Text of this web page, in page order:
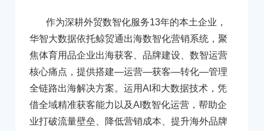
作为深耕外贸数智化服务13年的本土企业，
华智大数据依托鲸贸通出海数智化营销系统，聚
焦体育用品企业出海获客、品牌建设、数智运营
核心痛点，提供搭建—运营—获客—转化—管理
全链路出海解决方案。运用AI和大数据技术，凭
借全域精准获客能力以及AI数智化运营，帮助企
业打破流量壁垒、降低营销成本、提升海外品牌